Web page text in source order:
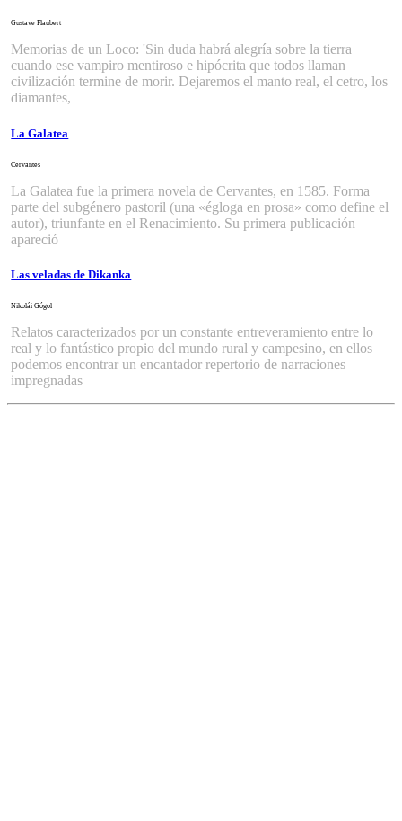
Gustave Flaubert
Memorias de un Loco: 'Sin duda habrá alegría sobre la tierra
cuando ese vampiro mentiroso e hipócrita que todos llaman
civilización termine de morir. Dejaremos el manto real, el cetro, los
diamantes,
La Galatea
Cervantes
La Galatea fue la primera novela de Cervantes, en 1585. Forma
parte del subgénero pastoril (una «égloga en prosa» como define el
autor), triunfante en el Renacimiento. Su primera publicación
apareció
Las veladas de Dikanka
Nikolái Gógol
Relatos caracterizados por un constante entreveramiento entre lo
real y lo fantástico propio del mundo rural y campesino, en ellos
podemos encontrar un encantador repertorio de narraciones
impregnadas